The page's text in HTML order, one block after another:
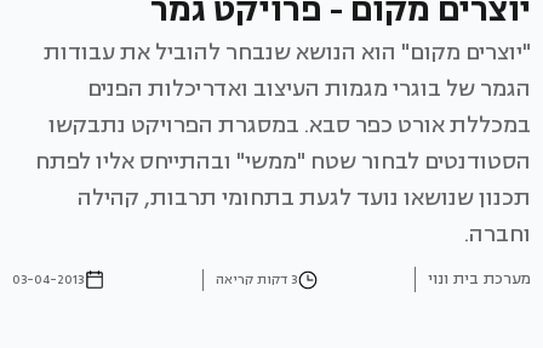
יוצרים מקום - פרויקט גמר
"יוצרים מקום" הוא הנושא שנבחר להוביל את עבודות
הגמר של בוגרי מגמות העיצוב ואדריכלות הפנים
במכללת אורט כפר סבא. במסגרת הפרויקט נתבקשו
הסטודנטים לבחור שטח "ממשי" ובהתייחס אליו לפתח
תכנון שנושאו נועד לגעת בתחומי תרבות, קהילה
וחברה.
מערכת בית ונוי 3 דקות קריאה 03-04-2013